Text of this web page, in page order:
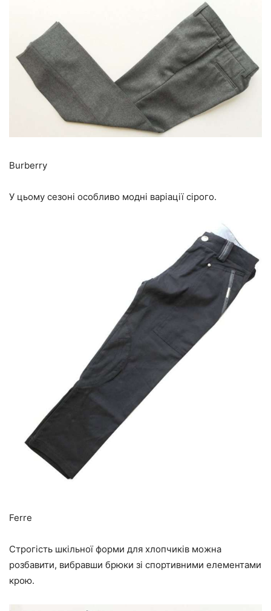
Burberry
У цьому сезоні особливо модні варіації сірого.
Ferre
Строгість шкільної форми для хлопчиків можна
розбавити, вибравши брюки зі спортивними елементами
крою.